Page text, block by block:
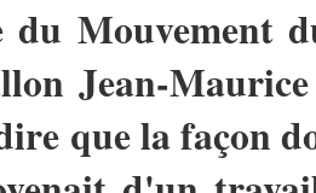
du Mouvement
Jean-
que la façon